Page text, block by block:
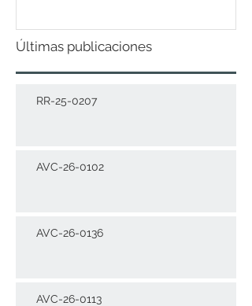
Últimas publicaciones
RR-25-0207
AVC-26-0102
AVC-26-0136
AVC-26-0113